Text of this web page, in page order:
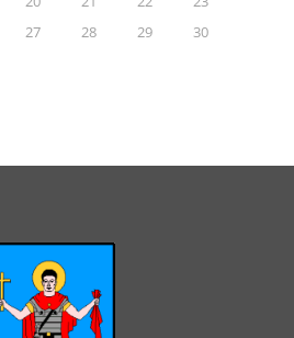
27 28 29
30